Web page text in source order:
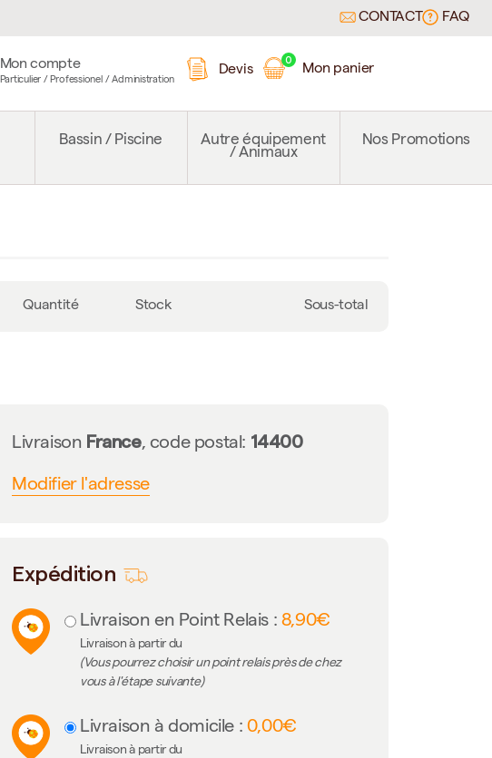
CONTACT FAQ
Mon compte
Particulier / Professionel / Administration
Devis
0
Mon panier
Bassin / Piscine
Autre équipement
/ Animaux
Nos Promotions
Quantité Stock Sous-total
Livraison France, code postal: 14400
Modifier l'adresse
Expédition
Livraison en Point Relais : 8,90€
Livraison à partir du
(Vous pourrez choisir un point relais près de chez
vous à l'étape suivante)
Livraison à domicile : 0,00€
Livraison à partir du